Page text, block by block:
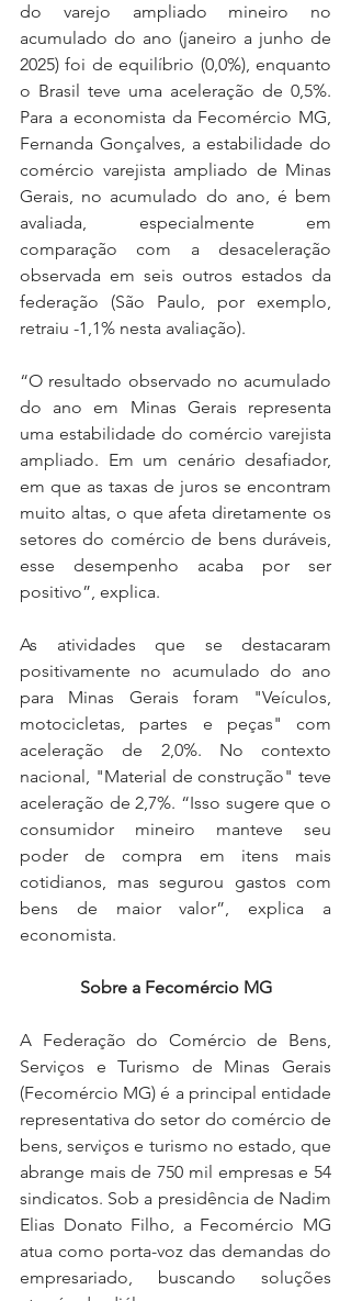
do varejo ampliado mineiro no
acumulado do ano (janeiro a junho de
2025) foi de equilíbrio (0,0%), enquanto
o Brasil teve uma aceleração de 0,5%.
Para a economista da Fecomércio MG,
Fernanda Gonçalves, a estabilidade do
comércio varejista ampliado de Minas
Gerais, no acumulado do ano, é bem
avaliada, especialmente em
comparação com a desaceleração
observada em seis outros estados da
federação (São Paulo, por exemplo,
retraiu -1,1% nesta avaliação).
“O resultado observado no acumulado
do ano em Minas Gerais representa
uma estabilidade do comércio varejista
ampliado. Em um cenário desafiador,
em que as taxas de juros se encontram
muito altas, o que afeta diretamente os
setores do comércio de bens duráveis,
esse desempenho acaba por ser
positivo”, explica.
As atividades que se destacaram
positivamente no acumulado do ano
para Minas Gerais foram "Veículos,
motocicletas, partes e peças" com
aceleração de 2,0%. No contexto
nacional, "Material de construção" teve
aceleração de 2,7%. “Isso sugere que o
consumidor mineiro manteve seu
poder de compra em itens mais
cotidianos, mas segurou gastos com
bens de maior valor”, explica a
economista.
Sobre a Fecomércio MG
A Federação do Comércio de Bens,
Serviços e Turismo de Minas Gerais
(Fecomércio MG) é a principal entidade
representativa do setor do comércio de
bens, serviços e turismo no estado, que
abrange mais de 750 mil empresas e 54
sindicatos. Sob a presidência de Nadim
Elias Donato Filho, a Fecomércio MG
atua como porta-voz das demandas do
empresariado, buscando soluções